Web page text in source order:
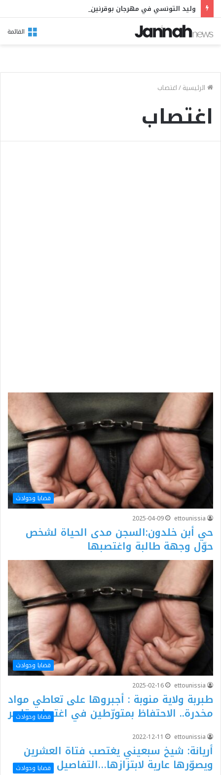
القائمة
الرئيسية/اغتصاب
اغتصاب
قضايا وحوادث
ettounissia
2025-04-09
حي أبن خلدون:السجن مدى الحياة لشخص
حوّل وجهة طالبة واغتصبها
قضايا وحوادث
ettounissia
2025-02-16
طبربة ولاية منوبة : أجبروها على تعاطي مواد
مخدرة.. الاحتفاظ بمتورّطين في اغتصاب قاصر
قضايا وحوادث
ettounissia
2022-12-11
أريانة: شيخ سبعيني يغتصب فتاة العشرين
ويصوّرها عارية لابتزازها…التفاصيل
قضايا وحوادث